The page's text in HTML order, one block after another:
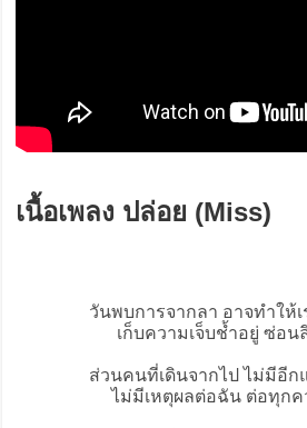
เนื้อเพลง ปล่อย (Miss)
วันพบการจากลา อาจทำให้
เก็บความเจ็บช้ำอยู่ ซ่อน
ส่วนคนที่เดินจากไป ไม่มีอีก
ไม่มีเหตุผลต่อฉัน ต่อทุกค